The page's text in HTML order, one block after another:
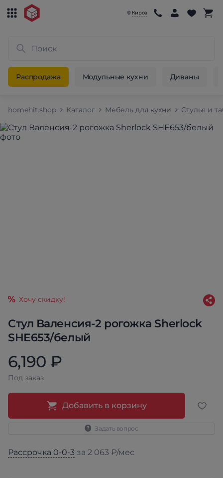
Киров
Распродажа Модульные кухни Диваны
homehit.shop Каталог Мебель для кухни Стулья и
Стул Валенсия-2 рогожка Sherlock
SHE653/белый
Хочу скидку!
6,190 ₽
Под заказ
Добавить в корзину
Задать вопрос
Рассрочка 0-0-3 за 2 063 ₽/мес